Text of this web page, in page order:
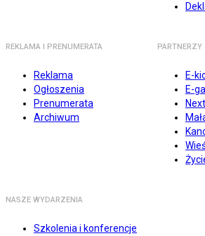
REKLAMA I PRENUMERATA
Reklama
Ogłoszenia
Prenumerata
Archiwum
PARTNERZY
E-
E-
NASZE WYDARZENIA
Szkolenia i konferencje